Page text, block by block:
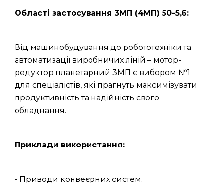
Області застосування 3МП (4МП) 50-5,6:
Від машинобудування до робототехніки та
автоматизації виробничих ліній – мотор-
редуктор планетарний 3МП є вибором №1
для спеціалістів, які прагнуть максимізувати
продуктивність та надійність свого
обладнання.
Приклади використання:
- Приводи конвеєрних систем.